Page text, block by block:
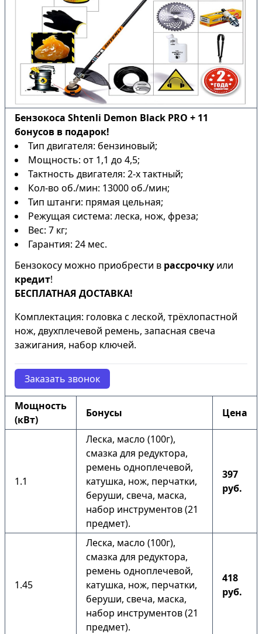
Бензокоса Shtenli Demon Black PRO + 11
бонусов в подарок!
Тип двигателя: бензиновый;
Мощность: от 1,1 до 4,5;
Тактность двигателя: 2-х тактный;
Кол-во об./мин: 13000 об./мин;
Тип штанги: прямая цельная;
Режущая система: леска, нож, фреза;
Вес: 7 кг;
Гарантия: 24 мес.
Бензокосу можно приобрести в рассрочку или
кредит!
БЕСПЛАТНАЯ ДОСТАВКА!
Комплектация: головка с леской, трёхлопастной
нож, двухплечевой ремень, запасная свеча
зажигания, набор ключей.
Заказать звонок
Мощность
(кВт)
Бонусы Цена
1.1
Леска, масло (100г),
смазка для редуктора,
ремень одноплечевой,
катушка, нож, перчатки,
беруши, свеча, маска,
набор инструментов (21
предмет).
397
руб.
1.45
Леска, масло (100г),
смазка для редуктора,
ремень одноплечевой,
катушка, нож, перчатки,
беруши, свеча, маска,
набор инструментов (21
предмет).
418
руб.